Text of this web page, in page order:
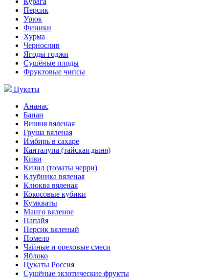
Персик
Урюк
Финики
Хурма
Чернослив
Ягоды годжи
Сушёные плоды
Фруктовые чипсы
Цукаты
Ананас
Банан
Вишня вяленая
Груша вяленая
Имбирь в сахаре
Канталупа (тайская дыня)
Киви
Кизил (томаты черри)
Клубника вяленая
Клюква вяленая
Кокосовые кубики
Кумкваты
Манго вяленое
Папайя
Персик вяленый
Помело
Чайные и ореховые смеси
Яблоко
Цукаты Россия
Сушёные экзотические фрукты